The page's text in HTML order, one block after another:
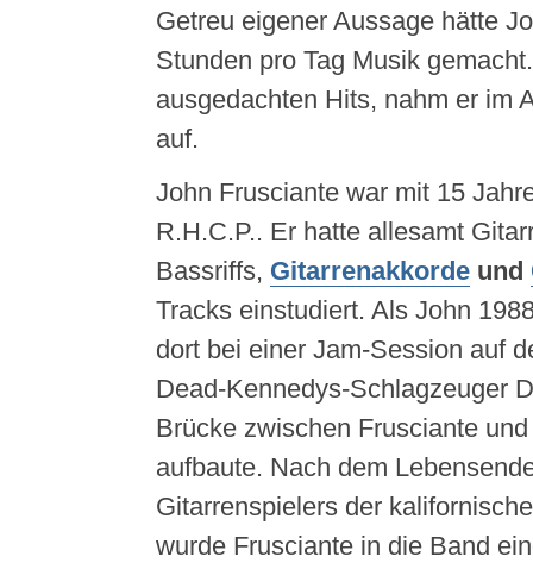
Getreu eigener Aussage hätte
Stunden pro Tag Musik
ausgedachten Hits, nahm er im
auf.
John Frusciante war mit 15
R.H.C.P.. Er hatte allesamt
Bassriffs, Gitarrenakkorde und
Tracks einstudiert. Als John
dort bei einer Jam-Session auf
Dead-Kennedys-Schlagzeuger
Brücke zwischen Frusciante
aufbaute. Nach dem
Gitarrenspielers der
wurde Frusciante in die Band